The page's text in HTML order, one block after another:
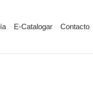
E-Catalogar Contacto